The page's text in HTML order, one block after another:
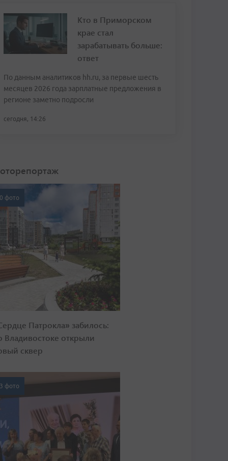
Кто в Приморском
крае стал
зарабатывать больше:
ответ
По данным аналитиков hh.ru, за первые шесть
месяцев 2026 года зарплатные предложения в
регионе заметно подросли
сегодня, 14:26
фото
Патрокла» забилось:
Владивостоке открыли
сквер
фото